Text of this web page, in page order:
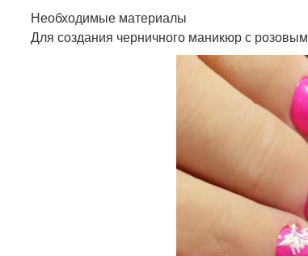
Необходимые материалы
Для создания черничного маникюр с